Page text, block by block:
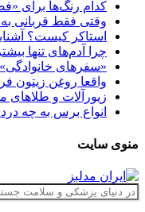
کدام رنگ‌ها برای
وقتی فقط قربانی
استاکر کیست؟
چرا آدم‌های تنها
«سفرهای
واقعا روغن زیتون
زیورآلات و
انواع برس به چه
منوی سایت